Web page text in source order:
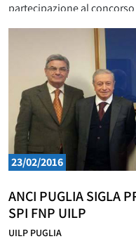
partecipazione al
ultimo per la
fissato al 15 aprile 2016.
23/02/2016
ANCI PUGLIA SIGLA
SPI FNP UILP
UILP PUGLIA